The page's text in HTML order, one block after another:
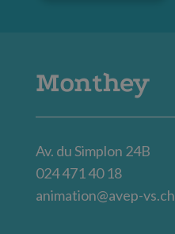
Monthey
Av. du Simplon 24B
024 471 40 18
animation@avep-vs.ch